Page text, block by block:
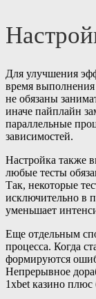
Для улучшения
время
не обязаны
иначе пайплайн
параллельные
зависимостей.
Настройка также
любые тесты
Так, некоторые
исключительно в
уменьшает
Еще отдельным
процесса. Когда
формируются
Непрерывное
1xbet казино